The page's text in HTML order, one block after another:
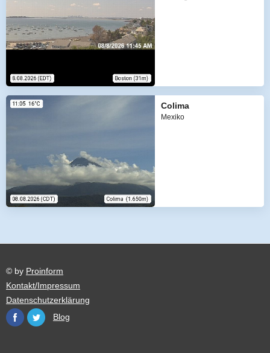
Colima
Mexiko
© by Proinform
Kontakt/Impressum
Datenschutzerklärung
Blog